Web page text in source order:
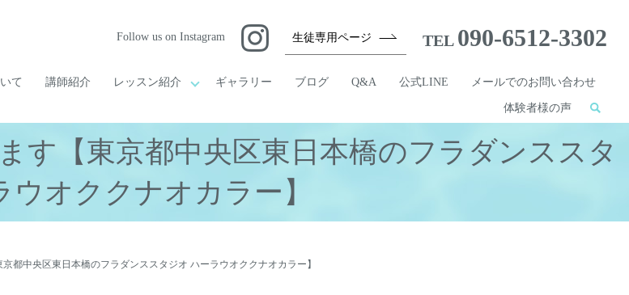
て 講師紹介 レッスン紹介 ギャラリー ブログ Q&A 公式LINE メールでのお問い合わせ
体験者様の声
Follow us on Instagram 生徒専用ページ TEL 090-6512-3302
す【東京都中央区東日本橋のフラダンススタ
ウオククナオカラー】
都中央区東日本橋のフラダンススタジオ ハーラウオククナオカラー】